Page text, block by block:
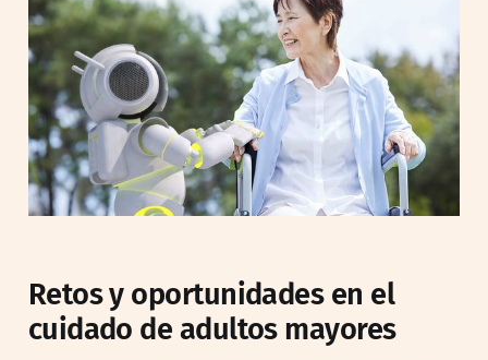
Retos y oportunidades en el
cuidado de adultos mayores